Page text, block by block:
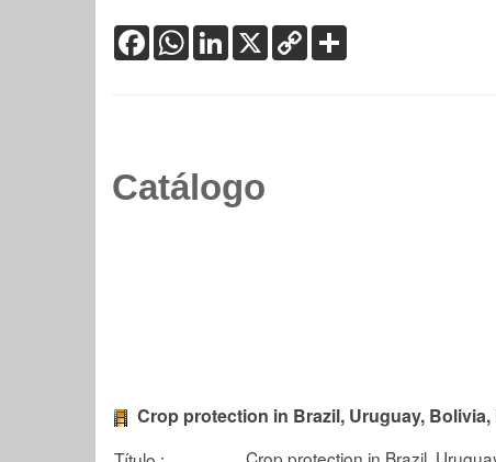
FacebookWhatsApp
LinkedIn
X Copy
Link
Catálogo
Crop protection in Brazil, Uruguay,
Crop protection in Brazil,